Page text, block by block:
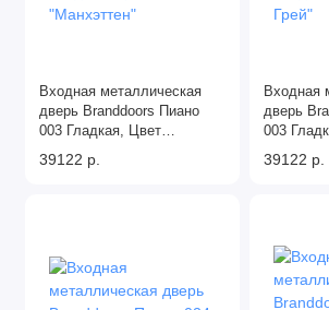
Входная металлическая
дверь Branddoors Пиано
003 Гладкая, Цвет
"Манхэттен"
39122 р.
Входная
дверь
003
Грей"
39122 р.